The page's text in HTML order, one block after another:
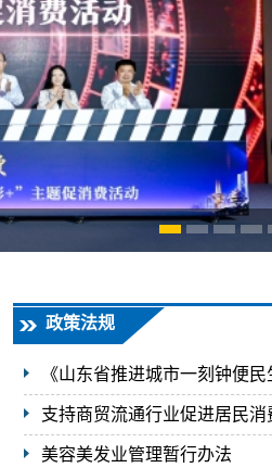
政策法规
《山东省推进城市一刻钟便
支持商贸流通行业促进居民消
美容美发业管理暂行办法